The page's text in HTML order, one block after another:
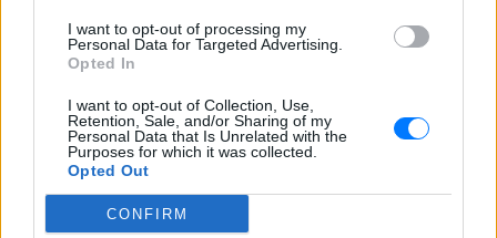
I want to opt-out of processing my
Personal Data for Targeted Advertising.
Opted In
I want to opt-out of Collection, Use,
Retention, Sale, and/or Sharing of my
Personal Data that Is Unrelated with the
Purposes for which it was collected.
Opted Out
CONFIRM
και ότι σου κάνει κλικ!
ΔΙΑΦΗΜΙΣΗ